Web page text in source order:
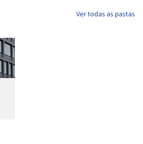
Ver todas as pastas